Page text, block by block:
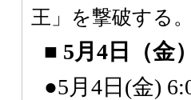
王」を撃破する。
■ 5月4日（金）
●5月4日(金)